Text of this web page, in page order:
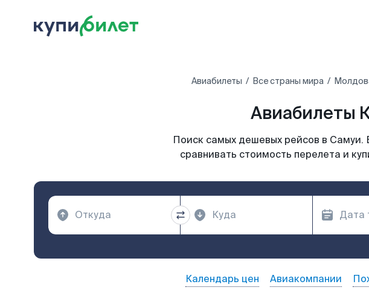
Авиабилеты Все страны мира
Авиабилеты
Поиск самых дешевых рейсов в Самуи.
сравнивать стоимость перелета и
Календарь цен Авиакомпании